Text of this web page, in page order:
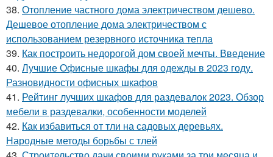
38. Отопление частного дома электричеством дешево.
Дешевое отопление дома электричеством с
использованием резервного источника тепла
39. Как построить недорогой дом своей мечты. Введение
40. Лучшие Офисные шкафы для одежды в 2023 году.
Разновидности офисных шкафов
41. Рейтинг лучших шкафов для раздевалок 2023. Обзор
мебели в раздевалки, особенности моделей
42. Как избавиться от тли на садовых деревьях.
Народные методы борьбы с тлей